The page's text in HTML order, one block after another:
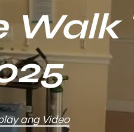
Walk
ang Video